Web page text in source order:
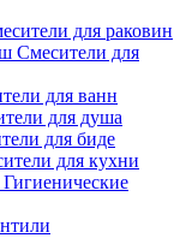
для раковин
Смесители для
для ванн
для душа
для биде
для кухни
Гигиенические